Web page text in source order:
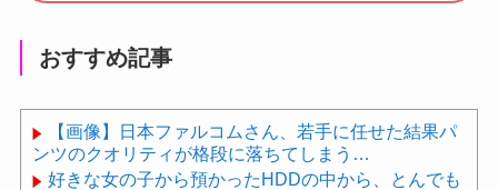
おすすめ記事
【画像】日本ファルコムさん、若手に任せた結果パ
ンツのクオリティが格段に落ちてしまう…
好きな女の子から預かったHDDの中から、とんでも